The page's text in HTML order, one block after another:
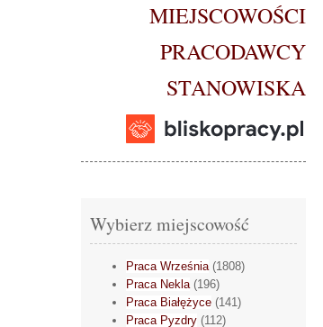
MIEJSCOWOŚCI
PRACODAWCY
STANOWISKA
Wybierz miejscowość
Praca Września(1808)
Praca Nekla(196)
Praca Białężyce (141)
Praca Pyzdry (112)